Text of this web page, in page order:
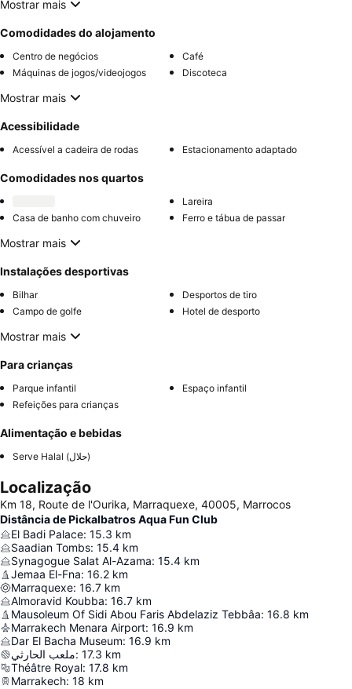
Mostrar mais
Comodidades do alojamento
Centro de negócios
Café
Máquinas de jogos/videojogos
Discoteca
Mostrar mais
Acessibilidade
Acessível a cadeira de rodas Estacionamento adaptado
Comodidades nos quartos
Lareira
Casa de banho com chuveiro
Ferro e tábua de passar
Mostrar mais
Instalações desportivas
Bilhar
Desportos de tiro
Campo de golfe
Hotel de desporto
Mostrar mais
Para crianças
Parque infantil
Espaço infantil
Refeições para crianças
Alimentação e bebidas
Serve Halal (حلال)
Localização
Km 18, Route de l'Ourika, Marraquexe, 40005, Marrocos
Distância de Pickalbatros Aqua Fun Club
El Badi Palace: 15.3 km
Saadian Tombs: 15.4 km
Synagogue Salat Al-Azama: 15.4 km
Jemaa El-Fna: 16.2 km
Marraquexe: 16.7 km
Almoravid Koubba: 16.7 km
Mausoleum Of Sidi Abou Faris Abdelaziz Tebbâa: 16.8 km
Marrakech Menara Airport: 16.9 km
Dar El Bacha Museum: 16.9 km
ملعب الحارثي: 17.3 km
Théâtre Royal: 17.8 km
Marrakech: 18 km